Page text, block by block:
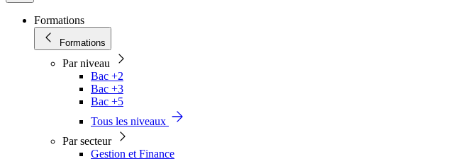
Formations
Formations
Par niveau
Bac +2
Bac +3
Bac +5
Tous les niveaux
Par secteur
Gestion et Finance